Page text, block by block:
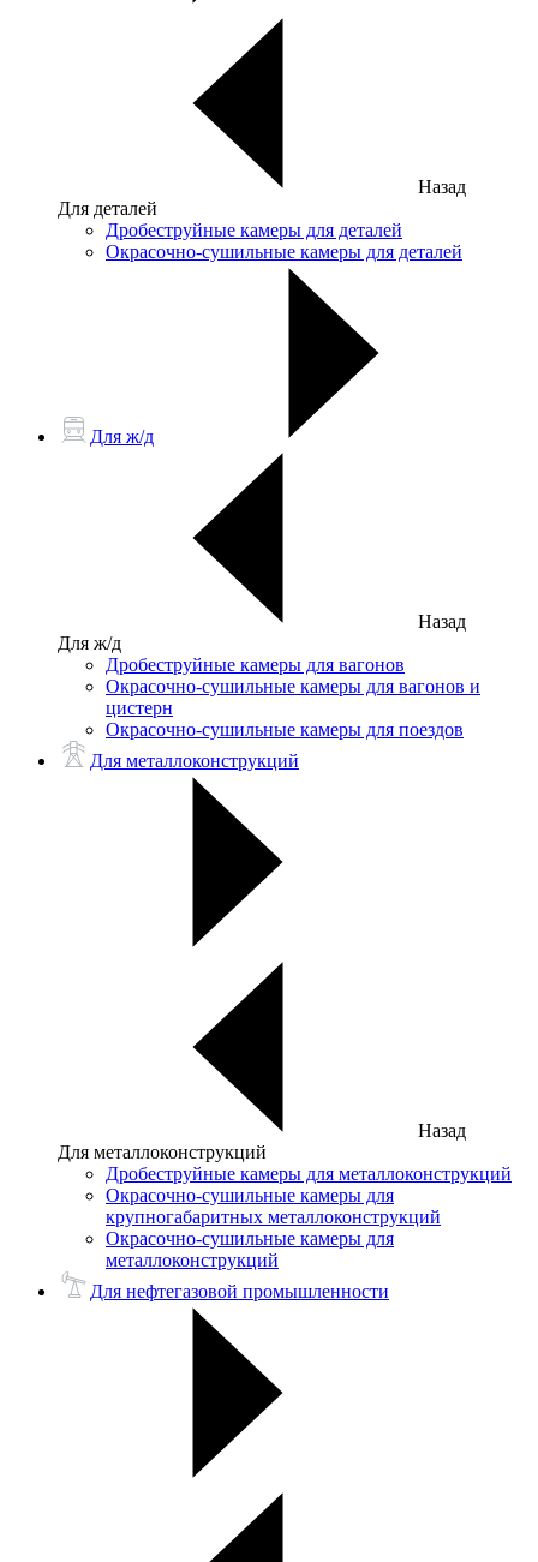
Назад
Для деталей
Дробеструйные камеры для деталей
Окрасочно-сушильные камеры для деталей
Для ж/д
Назад
Для ж/д
Дробеструйные камеры для вагонов
Окрасочно-сушильные камеры для вагонов и
цистерн
Окрасочно-сушильные камеры для поездов
Для металлоконструкций
Назад
Для металлоконструкций
Дробеструйные камеры для металлоконструкций
Окрасочно-сушильные камеры для
крупногабаритных металлоконструкций
Окрасочно-сушильные камеры для
металлоконструкций
Для нефтегазовой промышленности